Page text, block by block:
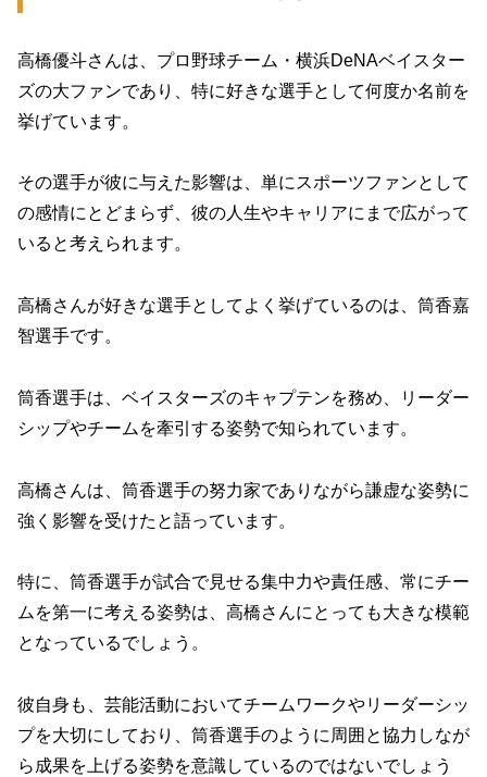
高橋優斗さんは、プロ野球チーム・横浜DeNAベイスター
ズの大ファンであり、特に好きな選手として何度か名前を
挙げています。
その選手が彼に与えた影響は、単にスポーツファンとして
の感情にとどまらず、彼の人生やキャリアにまで広がって
いると考えられます。
高橋さんが好きな選手としてよく挙げているのは、筒香嘉
智選手です。
筒香選手は、ベイスターズのキャプテンを務め、リーダー
シップやチームを牽引する姿勢で知られています。
高橋さんは、筒香選手の努力家でありながら謙虚な姿勢に
強く影響を受けたと語っています。
特に、筒香選手が試合で見せる集中力や責任感、常にチー
ムを第一に考える姿勢は、高橋さんにとっても大きな模範
となっているでしょう。
彼自身も、芸能活動においてチームワークやリーダーシッ
プを大切にしており、筒香選手のように周囲と協力しなが
ら成果を上げる姿勢を意識しているのではないでしょう